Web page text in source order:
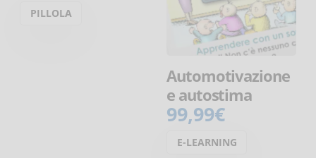
PILLOLA
Automotivazione
e autostima
99,99€
E-LEARNING